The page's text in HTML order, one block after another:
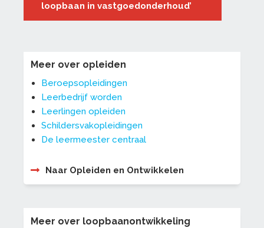
loopbaan in vastgoedonderhoud’
Meer over opleiden
Beroepsopleidingen
Leerbedrijf worden
Leerlingen opleiden
Schildersvakopleidingen
De leermeester centraal
Naar Opleiden en Ontwikkelen
Meer over loopbaanontwikkeling